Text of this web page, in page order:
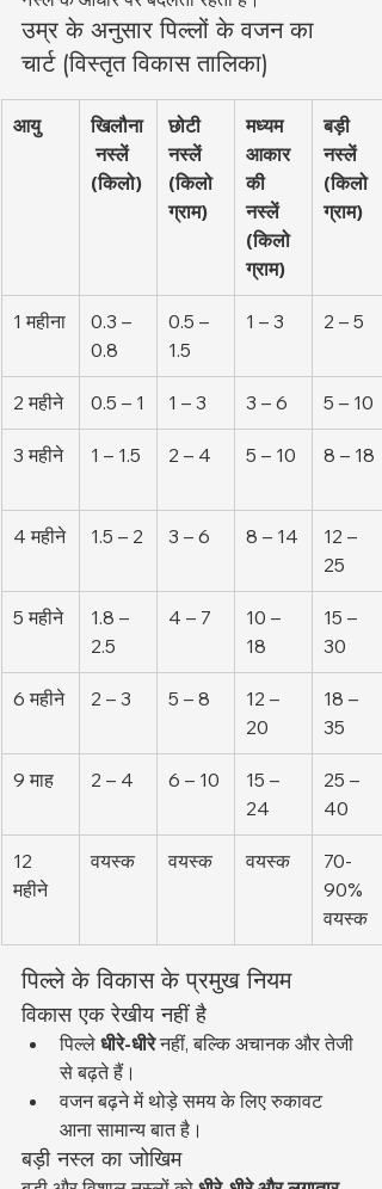
उम्र के अनुसार पिल्लों के वजन का
चार्ट (विस्तृत विकास तालिका)
आयु
खिलौना
नस्लें
(किलो)
छोटी
नस्लें
(किलो
ग्राम)
मध्यम
आकार
की
नस्लें
(किलो
ग्राम)
बड़ी
नस्लें
(किलो
ग्राम)
1 महीना
0.3 –
0.8
0.5 –
1.5
1 – 3 2 – 5
2 महीने 0.5 – 1 1 – 3 3 – 6 5 – 10
3 महीने 1 – 1.5 2 – 4 5 – 10 8 – 18
4 महीने 1.5 – 2 3 – 6 8 – 14
12 –
25
5 महीने
1.8 –
2.5
4 – 7
10 –
18
15 –
30
6 महीने 2 – 3 5 – 8
12 –
20
18 –
35
9 माह 2 – 4 6 – 10
15 –
24
25 –
40
12
महीने
वयस्क वयस्क वयस्क
70-
90%
वयस्क
पिल्ले के विकास के प्रमुख नियम
विकास एक रेखीय नहीं है
पिल्ले धीरे-धीरे नहीं, बल्कि अचानक और तेजी
से बढ़ते हैं।
वजन बढ़ने में थोड़े समय के लिए रुकावट
आना सामान्य बात है।
बड़ी नस्ल का जोखिम